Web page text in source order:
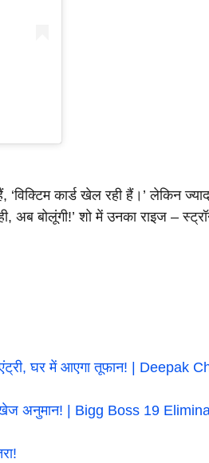
कार्ड खेल रही हैं।’ लेकिन
अब बोलूंगी!’ शो में उनका राइज –
एंट्री, घर में आएगा तूफान! |
अनुमान! | Bigg Boss 19